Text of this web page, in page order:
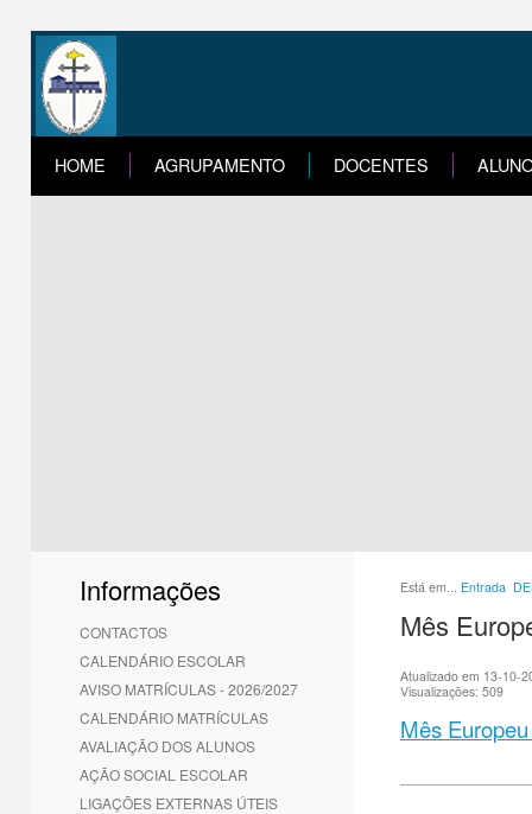
HOME AGRUPAMENTO DOCENTES
Informações
CONTACTOS
CALENDÁRIO ESCOLAR
AVISO MATRÍCULAS - 2026/2027
CALENDÁRIO MATRÍCULAS
AVALIAÇÃO DOS ALUNOS
AÇÃO SOCIAL ESCOLAR
LIGAÇÕES EXTERNAS ÚTEIS
Está em... Entrada
Mês
Atualizado em 13-10-
Visualizações: 509
Mês